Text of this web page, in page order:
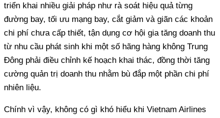
triển khai nhiều giải pháp như rà soát hiệu quả từng
đường bay, tối ưu mạng bay, cắt giảm và giãn các khoản
chi phí chưa cấp thiết, tận dụng cơ hội gia tăng doanh thu
từ nhu cầu phát sinh khi một số hãng hàng không Trung
Đông phải điều chỉnh kế hoạch khai thác, đồng thời tăng
cường quản trị doanh thu nhằm bù đắp một phần chi phí
nhiên liệu.
Chính vì vậy, không có gì khó hiểu khi Vietnam Airlines